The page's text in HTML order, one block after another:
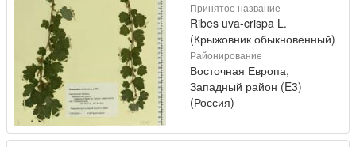
Принятое название
Ribes uva-crispa L.
(Крыжовник обыкновенный)
Районирование
Восточная Европа,
Западный район (E3)
(Россия)